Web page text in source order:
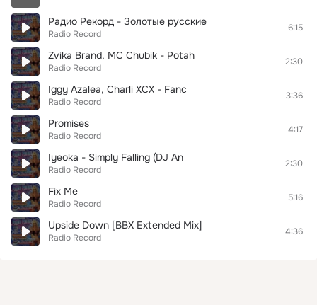
Радио Рекорд - Золотые русские
Radio Record
6:15
Zvika Brand, MC Chubik - Potah
Radio Record
2:30
Iggy Azalea, Charli XCX - Fanc
Radio Record
3:36
Promises
Radio Record
4:17
Iyeoka - Simply Falling (DJ An
Radio Record
2:30
Fix Me
Radio Record
5:16
Upside Down [BBX Extended Mix]
Radio Record
4:36